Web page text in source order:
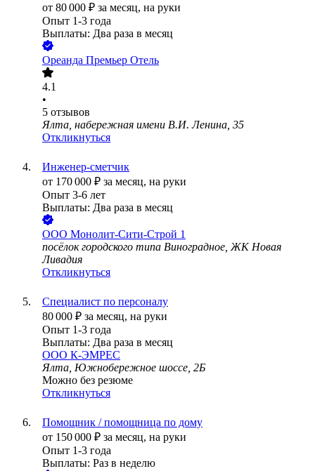
от 80 000 ₽ за месяц, на руки
Опыт 1-3 года
Выплаты: Два раза в месяц
Ореанда Премьер Отель
4.1
•
5 отзывов
Ялта, набережная имени В.И. Ленина, 35
Откликнуться
Инженер-сметчик
от 170 000 ₽ за месяц, на руки
Опыт 3-6 лет
Выплаты: Два раза в месяц
ООО Монолит-Сити-Строй 1
посёлок городского типа Виноградное, ЖК Новая
Ливадия
Откликнуться
Специалист по персоналу
80 000 ₽ за месяц, на руки
Опыт 1-3 года
Выплаты: Два раза в месяц
ООО К-ЭМРЕС
Ялта, Южнобережное шоссе, 2Б
Можно без резюме
Откликнуться
Помощник / помощница по дому
от 150 000 ₽ за месяц, на руки
Опыт 1-3 года
Выплаты: Раз в неделю